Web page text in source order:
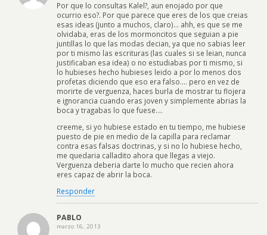
Por que lo consultas Kalel?, aun enojado por que
ocurrio eso?. Por que parece que eres de los que creias
esas ideas (junto a muchos, claro)… ahh, es que se me
olvidaba, eras de los mormoncitos que seguian a pie
juntillas lo que las modas decian, ya que no sabias leer
por ti mismo las escrituras (las cuales si se leian, nunca
justificaban esa idea) o no estudiabas por ti mismo, si
lo hubieses hecho hubieses leido a por lo menos dos
profetas diciendo que eso era falso…. pero en vez de
morirte de verguenza, haces burla de mostrar tu flojera
e ignorancia cuando eras joven y simplemente abrias la
boca y tragabas lo que fuese….
creeme, si yo hubiese estado en tu tiempo, me hubiese
puesto de pie en medio de la capilla para reclamar
contra esas falsas doctrinas, y si no lo hubiese hecho,
me quedaria calladito ahora que llegas a viejo.
Verguenza deberia darte lo mucho que recien ahora
eres capaz de abrir la boca.
Responder
PABLO
marzo 16, 2013